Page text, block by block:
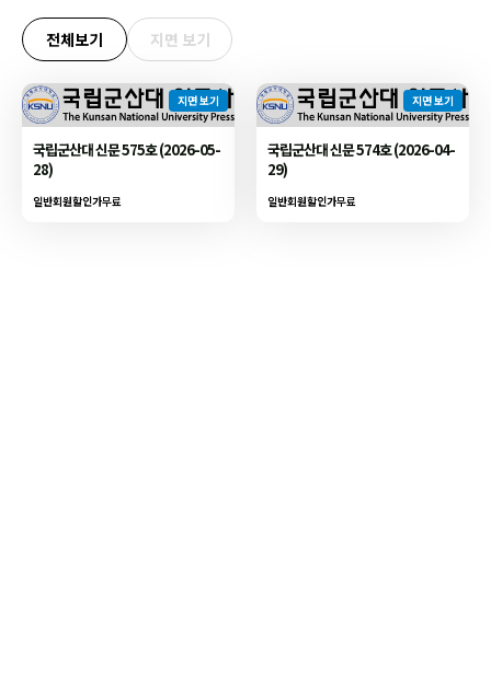
전체보기 지면 보기
지면 보기
국립군산대 신문 575호 (2026-05-
28)
일반회원할인가무료
지면 보기
국립군산대 신문 574호 (2026-04-
29)
일반회원할인가무료